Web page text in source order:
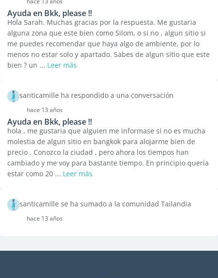
Ayuda en Bkk, please !!
Hola Sarah. Muchas gracias por la respuesta. Me gustaria
alguna zona que este bien como Silom, o si no , algun sitio si
me puedes recomendar que haya algo de ambiente, por lo
menos no estar solo y apartado. Sabes de algun sitio que este
bien ? un ... Leer más
santicamille ha respondido a una conversación
hace 13 años
Ayuda en Bkk, please !!
hola , me gustaria que alguien me informase si no es mucha
molestia de algun sitio en bangkok para alojarme bien de
precio . Conozco la ciudad , pero ahora los tiempos han
cambiado y me voy para bastante tiempo. En principio queria
estar como 20 ... Leer más
santicamille se ha sumado a la comunidad Tailandia
hace 13 años